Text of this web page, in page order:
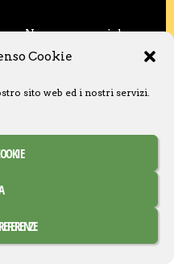
Cookie
sito web ed i nostri servizi.
– Non commerciale –